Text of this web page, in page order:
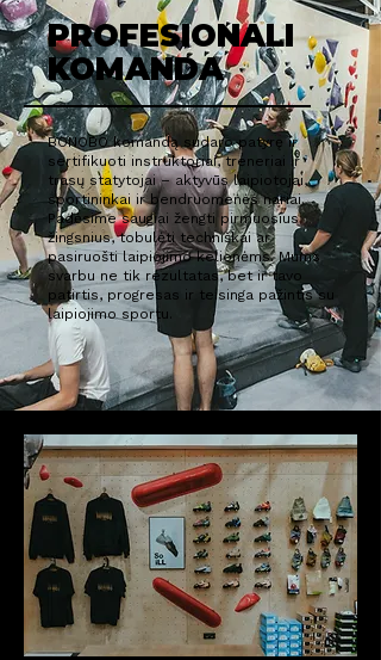
PROFESIONALI
KOMANDA
BONOBO komandą sudaro patyrę ir
sertifikuoti instruktoriai, treneriai ir
trasų statytojai – aktyvūs laipiotojai,
sportininkai ir bendruomenės nariai.
Padėsime saugiai žengti pirmuosius
žingsnius, tobulėti techniškai ar
pasiruošti laipiojimo kelionėms. Mums
svarbu ne tik rezultatas, bet ir tavo
patirtis, progresas ir teisinga pažintis su
laipiojimo sportu.